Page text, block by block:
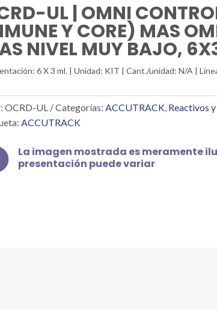
UL | OMNI
Y CORE) MAS
NIVEL MUY BAJO,
6 X 3 ml. | Unidad: KIT | Cant./unidad: N/A |
OCRD-UL Categorías:ACCUTRACK, Reactivos
ACCUTRACK
La imagen mostrada es meramente
presentación puede variar